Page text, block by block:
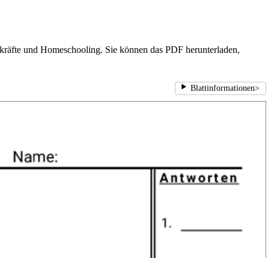
und Homeschooling. Sie können das PDF herunterladen,
Blattinformationen>